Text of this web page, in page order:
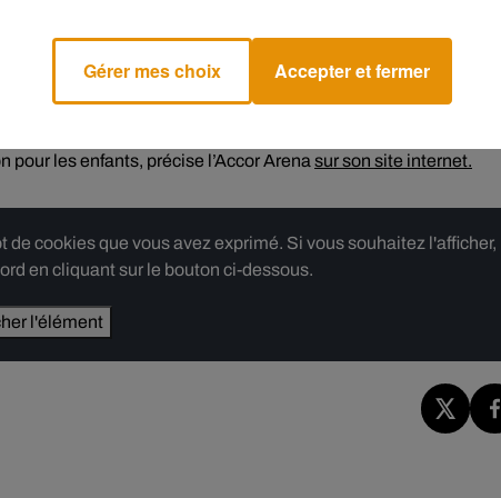
avec son groupe The Supremes puis en solo, avec des
Enough ou encore Upside Down. Les préventes du concert
grand public, il faudra attendre le vendredi 14 février à 10h. Sur
les enfants, précise l’Accor Arena sur son site internet.
cookies que vous avez exprimé. Si vous souhaitez l'afficher,
en cliquant sur le bouton ci-dessous.
l'élément
Gérer mes choix Accepter et fermer